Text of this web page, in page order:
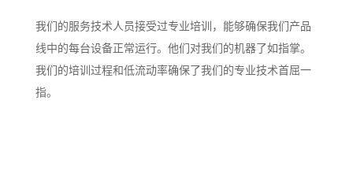
我们的服务技术人员接受过专业培训，能够确保我们产品
线中的每台设备正常运行。他们对我们的机器了如指掌。
我们的培训过程和低流动率确保了我们的专业技术首屈一
指。